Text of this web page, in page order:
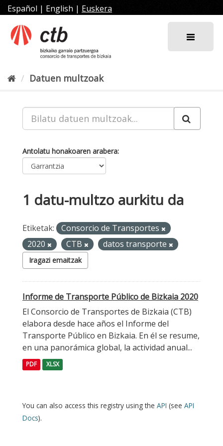
Joan
edukira
Español | English | Euskera
Datuen multzoak
Antolatu honakoaren arabera
1 datu-multzo aurkitu da
Etiketak:
Consorcio de Transportes
2020
CTB datos transporte
Iragazi emaitzak
Informe de Transporte Público de Bizkaia 2020
El Consorcio de Transportes de Bizkaia (CTB)
elabora desde hace años el Informe del
Transporte Público en Bizkaia. En él se resume,
en una panorámica global, la actividad anual...
PDF XLSX
You can also access this registry using the API (see API
Docs).